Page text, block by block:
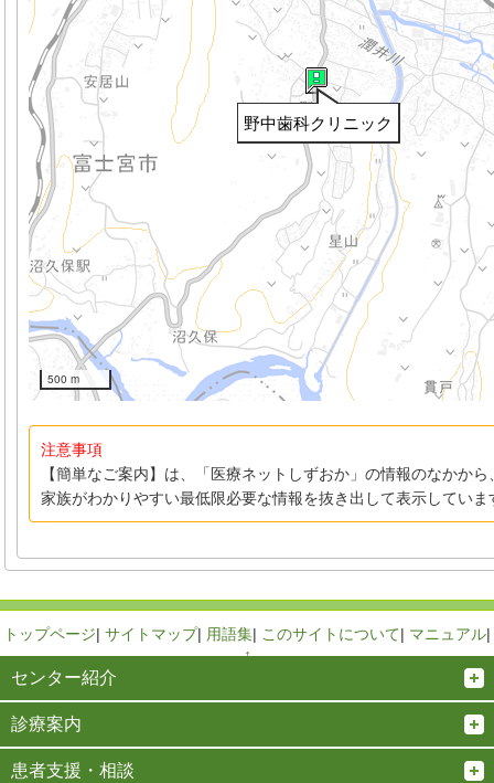
野中歯科クリニック
500 m
注意事項
【簡単なご案内】は、「医療ネットしずおか」の情報のなかか
家族がわかりやすい最低限必要な情報を抜き出して表示していま
トップページ| サイトマップ| 用語集| このサイトについて| マニュアル|
↑
センター紹介
診療案内
患者支援・相談